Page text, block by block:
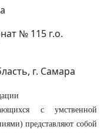
№ 115 г.о.
г. Самара
с умственной
представляют собой